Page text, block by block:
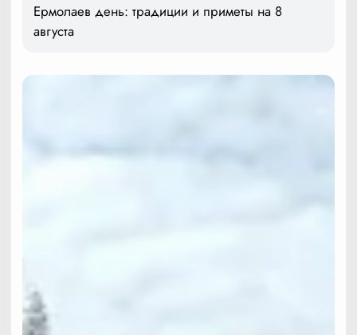
Ермолаев день: традиции и приметы на 8
августа